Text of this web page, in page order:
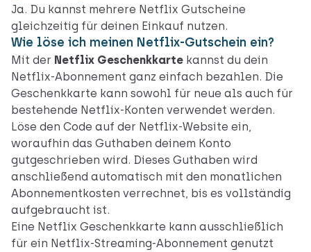
Ja. Du kannst mehrere Netflix Gutscheine
gleichzeitig für deinen Einkauf nutzen.
Wie löse ich meinen Netflix-Gutschein ein?
Mit der Netflix Geschenkkarte kannst du dein
Netflix-Abonnement ganz einfach bezahlen. Die
Geschenkkarte kann sowohl für neue als auch für
bestehende Netflix-Konten verwendet werden.
Löse den Code auf der Netflix-Website ein,
woraufhin das Guthaben deinem Konto
gutgeschrieben wird. Dieses Guthaben wird
anschließend automatisch mit den monatlichen
Abonnementkosten verrechnet, bis es vollständig
aufgebraucht ist.
Eine Netflix Geschenkkarte kann ausschließlich
für ein Netflix-Streaming-Abonnement genutzt